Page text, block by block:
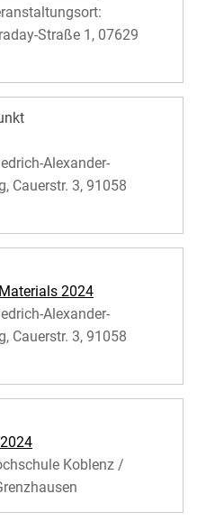
Straße 1, 07629
Alexander-
Cauerstr. 3, 91058
2024
Alexander-
Cauerstr. 3, 91058
Koblenz /